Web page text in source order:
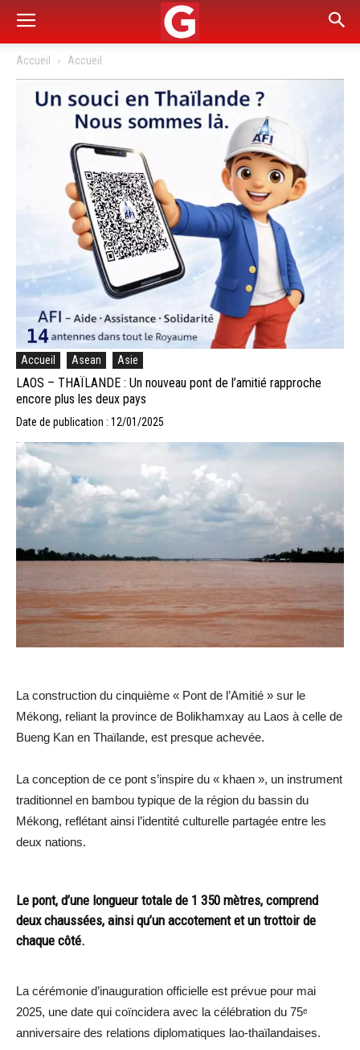
Accueil Accueil
Accueil Asean Asie
LAOS – THAÏLANDE : Un nouveau pont de l’amitié rapproche
encore plus les deux pays
Date de publication : 12/01/2025
La construction du cinquième « Pont de l’Amitié » sur le
Mékong, reliant la province de Bolikhamxay au Laos à celle de
Bueng Kan en Thaïlande, est presque achevée.
La conception de ce pont s’inspire du « khaen », un instrument
traditionnel en bambou typique de la région du bassin du
Mékong, reflétant ainsi l’identité culturelle partagée entre les
deux nations.
Le pont, d’une longueur totale de 1 350 mètres, comprend
deux chaussées, ainsi qu’un accotement et un trottoir de
chaque côté.
La cérémonie d’inauguration officielle est prévue pour mai
2025, une date qui coïncidera avec la célébration du 75ᵉ
anniversaire des relations diplomatiques lao-thaïlandaises.